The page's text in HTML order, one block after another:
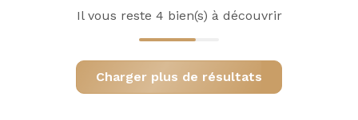
Il vous reste 4 bien(s) à découvrir
Charger plus de résultats